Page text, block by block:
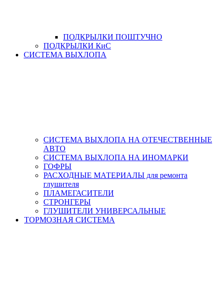
ПОДКРЫЛКИ ПОШТУЧНО
ПОДКРЫЛКИ КиС
СИСТЕМА ВЫХЛОПА
СИСТЕМА ВЫХЛОПА НА ОТЕЧЕСТВЕННЫЕ
АВТО
СИСТЕМА ВЫХЛОПА НА ИНОМАРКИ
ГОФРЫ
РАСХОДНЫЕ МАТЕРИАЛЫ для ремонта
глушителя
ПЛАМЕГАСИТЕЛИ
СТРОНГЕРЫ
ГЛУШИТЕЛИ УНИВЕРСАЛЬНЫЕ
ТОРМОЗНАЯ СИСТЕМА